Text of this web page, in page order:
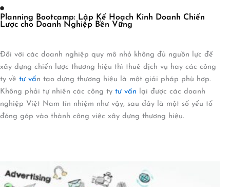
Planning Bootcamp: Lập Kế Hoạch Kinh Doanh Chiến
Lược cho Doanh Nghiệp Bền Vững
Đối với các doanh nghiệp quy mô nhỏ không đủ nguồn lực để
xây dựng chiến lược thương hiệu thì thuê dịch vụ hay các công
ty về tư vấn tạo dựng thương hiệu là một giải pháp phù hợp.
Không phải tự nhiên các công ty tư vấn lại được các doanh
nghiệp Việt Nam tín nhiệm như vậy, sau đây là một số yếu tố
đóng góp vào thành công việc xây dựng thương hiệu.